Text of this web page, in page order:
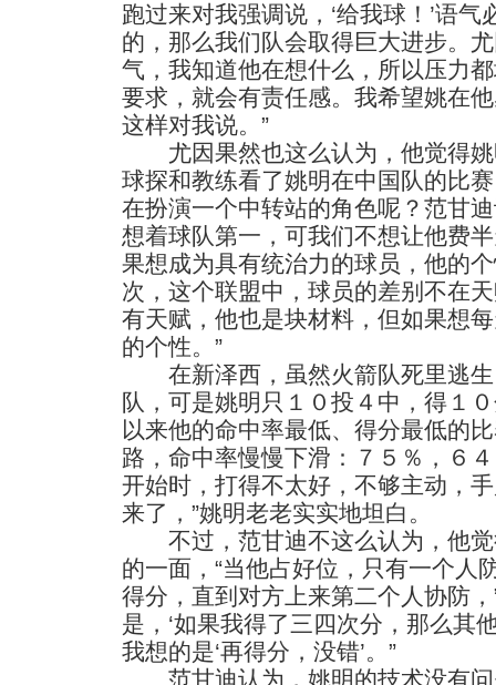
跑过来对我强调说，‘给我球！’语
的，那么我们队会取得巨大进步。
气，我知道他在想什么，所以压力
要求，就会有责任感。我希望姚在
这样对我说。”
尤因果然也这么认为，他觉得姚
球探和教练看了姚明在中国队的比
在扮演一个中转站的角色呢？范甘
想着球队第一，可我们不想让他费
果想成为具有统治力的球员，他的
次，这个联盟中，球员的差别不在
有天赋，他也是块材料，但如果想
的个性。”
在新泽西，虽然火箭队死里逃生
队，可是姚明只１０投４中，得１
以来他的命中率最低、得分最低的
路，命中率慢慢下滑：７５％，６
开始时，打得不太好，不够主动，
来了，”姚明老老实实地坦白。
不过，范甘迪不这么认为，他觉
的一面，“当他占好位，只有一个人
得分，直到对方上来第二个人协防
是，‘如果我得了三四次分，那么其
我想的是‘再得分，没错’。”
范甘迪认为，姚明的技术没有问